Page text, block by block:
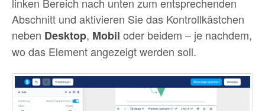
linken Bereich nach unten zum entsprechenden
Abschnitt und aktivieren Sie das Kontrollkästchen
neben Desktop, Mobil oder beidem – je nachdem,
wo das Element angezeigt werden soll.